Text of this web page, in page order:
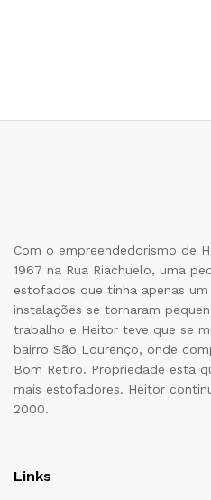
Com o empreendedorismo de
1967 na Rua Riachuelo, uma
estofados que tinha apenas
instalações se tornaram
trabalho e Heitor teve que se
bairro São Lourenço, onde
Bom Retiro. Propriedade esta
mais estofadores. Heitor
2000.
Links